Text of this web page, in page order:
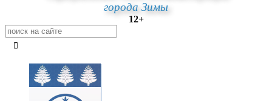
города Зимы
12+